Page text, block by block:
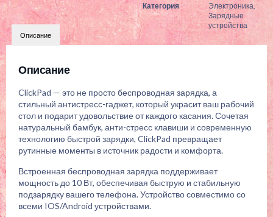
Категория Электроника,
Зарядные
устройства
Описание
Описание
ClickPad — это не просто беспроводная зарядка, а
стильный антистресс-гаджет, который украсит ваш рабочий
стол и подарит удовольствие от каждого касания. Сочетая
натуральный бамбук, анти-стресс клавиши и современную
технологию быстрой зарядки, ClickPad превращает
рутинные моменты в источник радости и комфорта.
Встроенная беспроводная зарядка поддерживает
мощность до 10 Вт, обеспечивая быструю и стабильную
подзарядку вашего телефона. Устройство совместимо со
всеми IOS/Android устройствами.